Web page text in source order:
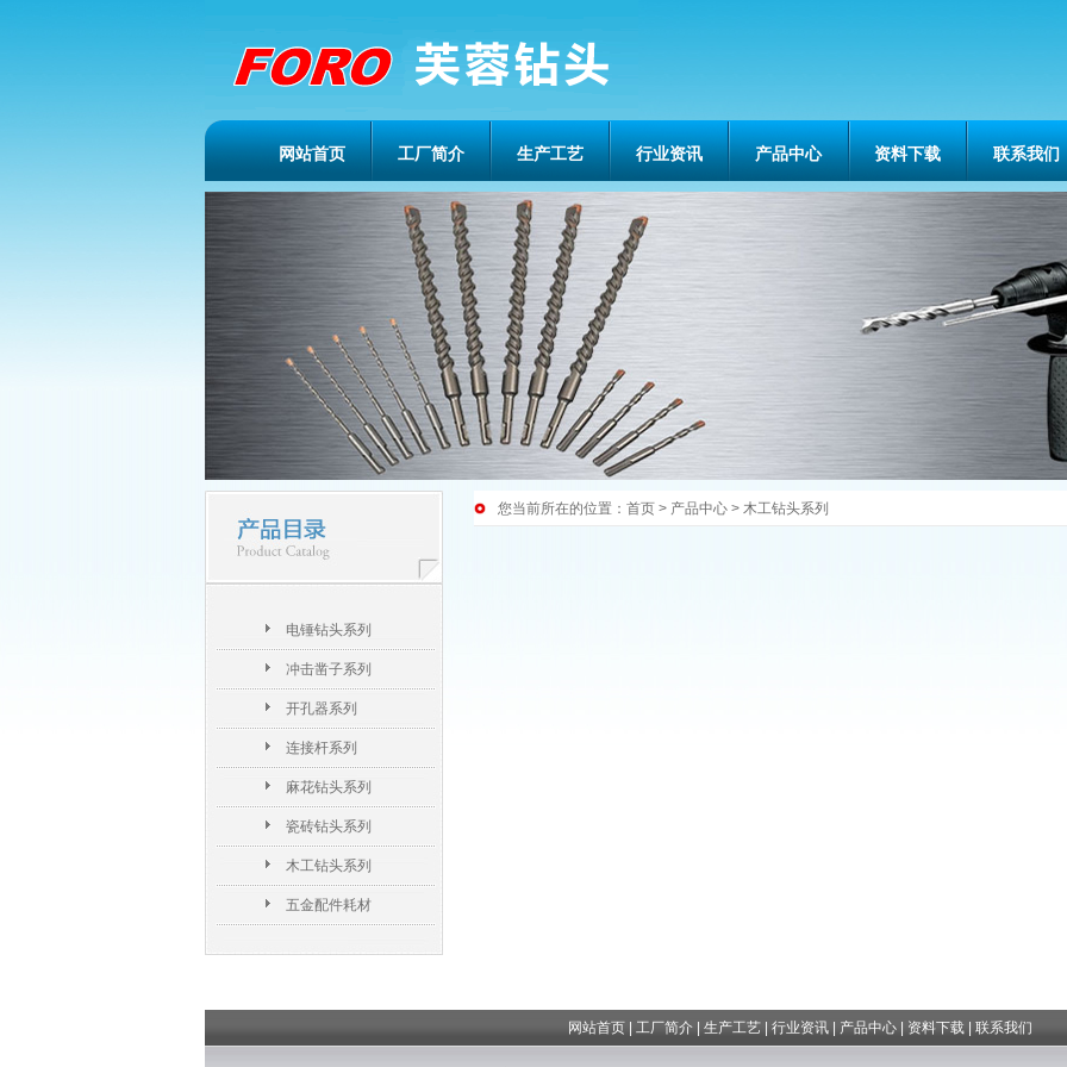
网站首页 工厂简介 生产工艺 行业资讯 产品中心 资料下载 联系我们
电锤钻头系列
冲击凿子系列
开孔器系列
连接杆系列
麻花钻头系列
瓷砖钻头系列
木工钻头系列
五金配件耗材
您当前所在的位置： 首页 > 产品中心 > 木工钻头系列
网站首页 工厂简介 生产工艺 行业资讯 产品中心 资料下载 联系我们